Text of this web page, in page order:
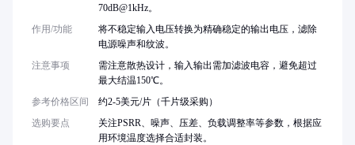
70dB@1kHz。
作用/功能
将不稳定输入电压转换为精确稳定的输出电压，滤除
电源噪声和纹波。
注意事项
需注意散热设计，输入输出需加滤波电容，避免超过
最大结温150℃。
参考价格区间
约2-5美元/片（千片级采购）
选购要点
关注PSRR、噪声、压差、负载调整率等参数，根据应
用环境温度选择合适封装。